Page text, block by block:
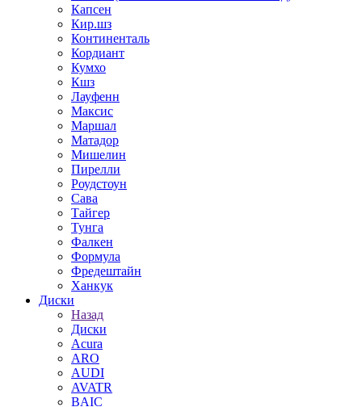
Капсен
Кир.шз
Континенталь
Кордиант
Кумхо
Кшз
Лауфенн
Максис
Маршал
Матадор
Мишелин
Пирелли
Роудстоун
Сава
Тайгер
Тунга
Фалкен
Формула
Фредештайн
Ханкук
Диски
Назад
Диски
Acura
ARO
AUDI
AVATR
BAIC